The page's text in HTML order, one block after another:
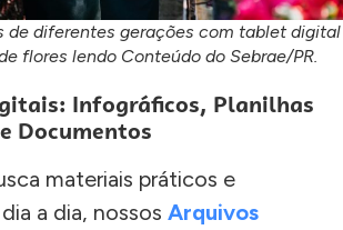
de diferentes gerações com tablet digital
flores lendo Conteúdo do Sebrae/PR.
Infográficos, Planilhas
Documentos
materiais práticos e
a dia, nossos Arquivos